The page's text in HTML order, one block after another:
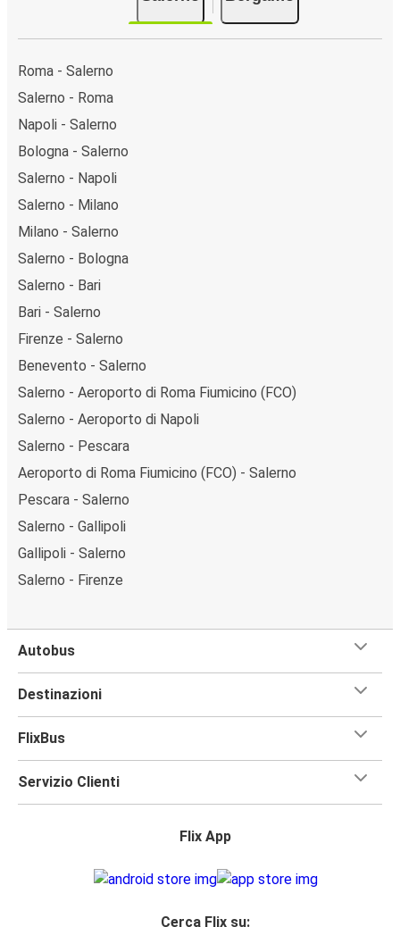
Roma - Salerno
Salerno - Roma
Napoli - Salerno
Bologna - Salerno
Salerno - Napoli
Salerno - Milano
Milano - Salerno
Salerno - Bologna
Salerno - Bari
Bari - Salerno
Firenze - Salerno
Benevento - Salerno
Salerno - Aeroporto di Roma Fiumicino (FCO)
Salerno - Aeroporto di Napoli
Salerno - Pescara
Aeroporto di Roma Fiumicino (FCO) - Salerno
Pescara - Salerno
Salerno - Gallipoli
Gallipoli - Salerno
Salerno - Firenze
Autobus
Destinazioni
FlixBus
Servizio Clienti
Flix App
Cerca Flix su: